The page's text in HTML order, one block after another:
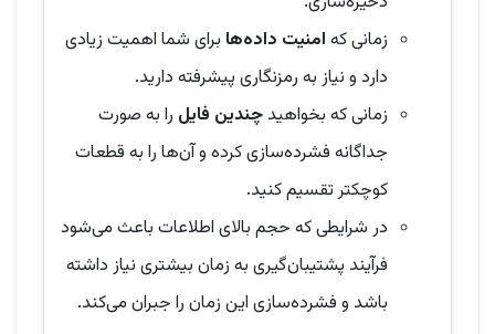
زمانی که امنیت داده‌ها برای شما اهمیت زیادی
دارد و نیاز به رمزنگاری پیشرفته دارید.
زمانی که بخواهید چندین فایل را به صورت
جداگانه فشرده‌سازی کرده و آن‌ها را به قطعات
کوچکتر تقسیم کنید.
در شرایطی که حجم بالای اطلاعات باعث می‌شود
فرآیند پشتیبان‌گیری به زمان بیشتری نیاز داشته
باشد و فشرده‌سازی این زمان را جبران می‌کند.